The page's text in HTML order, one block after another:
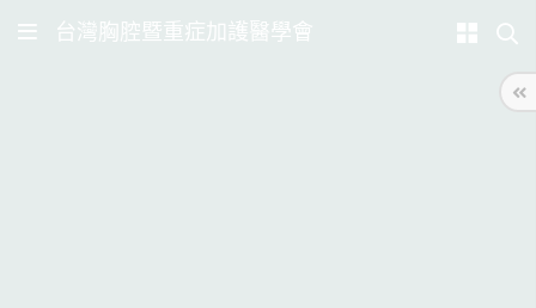
台灣胸腔暨重症加護醫學會